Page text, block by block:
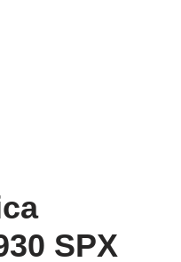
SPX